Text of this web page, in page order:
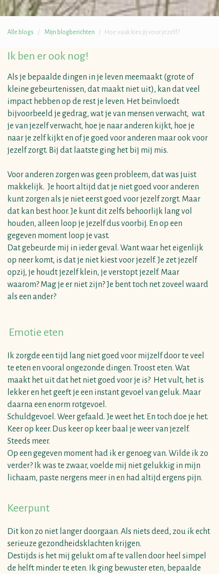
Alle blogs Mijn blogberichten Hoe vaak kies jij voor jezelf?
Ik ben er ook nog!
Als je bepaalde dingen in je leven meemaakt (grote of
kleine gebeurtenissen, dat maakt niet uit), kan dat veel
impact hebben op de rest je leven. Het beïnvloedt
bijvoorbeeld je gedrag, wat je van mensen verwacht, wat
je van jezelf verwacht, hoe je naar anderen kijkt, hoe je
naar je zelf kijkt en of je goed voor anderen maar ook voor
jezelf zorgt. Bij dat laatste ging het bij mij mis.
Voor anderen zorgen was geen probleem, dat was juist
makkelijk. Je hoort altijd dat je niet goed voor anderen
kunt zorgen als je niet eerst goed voor jezelf zorgt. Maar
dat kan best hoor. Je kunt dit zelfs behoorlijk lang vol
houden, alleen loop je jezelf dus voorbij. En op een
gegeven moment loop je vast.
Dat gebeurde mij in ieder geval. Want waar het eigenlijk
op neer komt, is dat je niet kiest voor jezelf. Je zet jezelf
opzij, je houdt jezelf klein, je verstopt jezelf. Maar
waarom? Mag je er niet zijn? Je bent toch net zoveel waard
als een ander?
Emotie eten
Ik zorgde een tijd lang niet goed voor mijzelf door te veel
te eten en vooral ongezonde dingen. Troost eten. Wat
maakt het uit dat het niet goed voor je is? Het vult, het is
lekker en het geeft je een instant gevoel van geluk. Maar
daarna een enorm rotgevoel.
Schuldgevoel. Weer gefaald. Je weet het. En toch doe je het.
Keer op keer. Dus keer op keer baal je weer van jezelf.
Steeds meer.
Op een gegeven moment had ik er genoeg van. Wilde ik zo
verder? Ik was te zwaar, voelde mij niet gelukkig in mijn
lichaam, paste nergens meer in en had altijd ergens pijn.
Keerpunt
Dit kon zo niet langer doorgaan. Als niets deed, zou ik echt
serieuze gezondheidsklachten krijgen.
Destijds is het mij gelukt om af te vallen door heel simpel
de helft minder te eten. Ik ging bewuster eten, bepaalde